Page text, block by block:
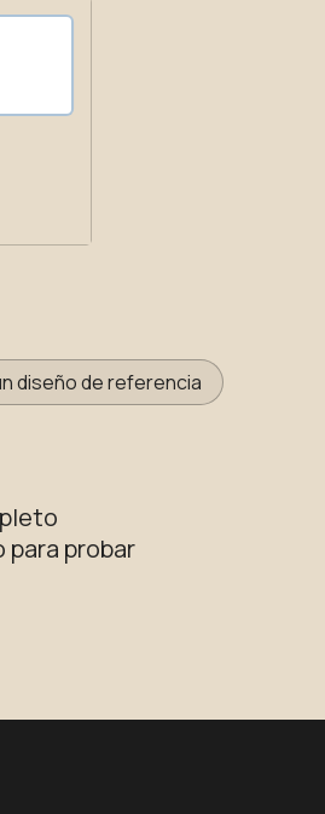
diseño de referencia
probar